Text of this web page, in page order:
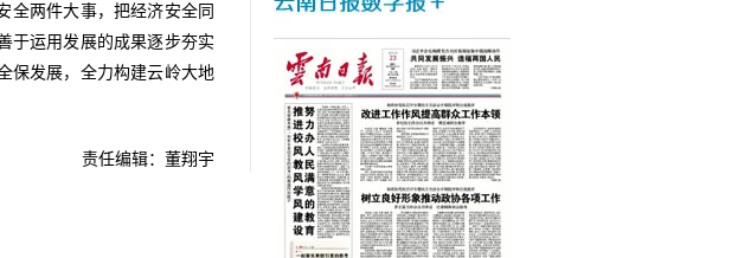
全两件大事，把经济安全同
于运用发展的成果逐步夯实
保发展，全力构建云岭大地
责任编辑：董翔宇